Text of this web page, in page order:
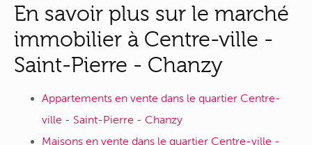
En savoir plus sur le marché
immobilier à Centre-ville -
Saint-Pierre - Chanzy
Appartements en vente dans le quartier Centre-
ville - Saint-Pierre - Chanzy
Maisons en vente dans le quartier Centre-ville -